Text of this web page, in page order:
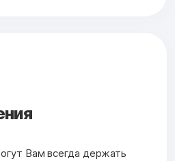
Вам всегда держать